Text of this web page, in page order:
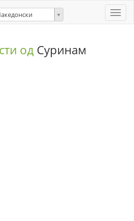
Toggle
од Суринам